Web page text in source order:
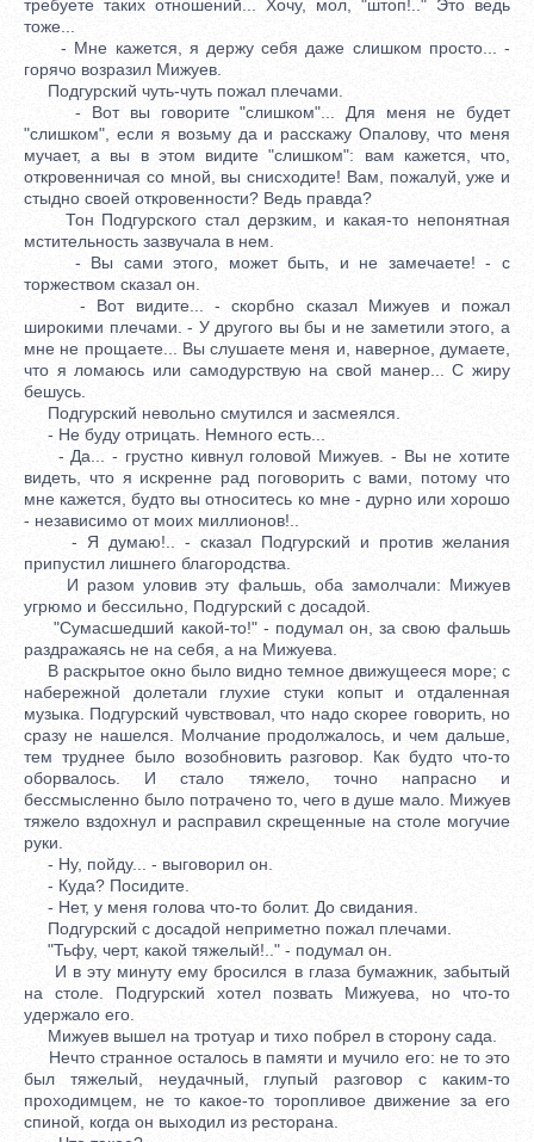
требуете таких отношений... Хочу, мол, "штоп!.." Это ведь
тоже...
- Мне кажется, я держу себя даже слишком просто... -
горячо возразил Мижуев.
Подгурский чуть-чуть пожал плечами.
- Вот вы говорите "слишком"... Для меня не будет
"слишком", если я возьму да и расскажу Опалову, что меня
мучает, а вы в этом видите "слишком": вам кажется, что,
откровенничая со мной, вы снисходите! Вам, пожалуй, уже и
стыдно своей откровенности? Ведь правда?
Тон Подгурского стал дерзким, и какая-то непонятная
мстительность зазвучала в нем.
- Вы сами этого, может быть, и не замечаете! - с
торжеством сказал он.
- Вот видите... - скорбно сказал Мижуев и пожал
широкими плечами. - У другого вы бы и не заметили этого, а
мне не прощаете... Вы слушаете меня и, наверное, думаете,
что я ломаюсь или самодурствую на свой манер... С жиру
бешусь.
Подгурский невольно смутился и засмеялся.
- Не буду отрицать. Немного есть...
- Да... - грустно кивнул головой Мижуев. - Вы не хотите
видеть, что я искренне рад поговорить с вами, потому что
мне кажется, будто вы относитесь ко мне - дурно или хорошо
- независимо от моих миллионов!..
- Я думаю!.. - сказал Подгурский и против желания
припустил лишнего благородства.
И разом уловив эту фальшь, оба замолчали: Мижуев
угрюмо и бессильно, Подгурский с досадой.
"Сумасшедший какой-то!" - подумал он, за свою фальшь
раздражаясь не на себя, а на Мижуева.
В раскрытое окно было видно темное движущееся море; с
набережной долетали глухие стуки копыт и отдаленная
музыка. Подгурский чувствовал, что надо скорее говорить, но
сразу не нашелся. Молчание продолжалось, и чем дальше,
тем труднее было возобновить разговор. Как будто что-то
оборвалось. И стало тяжело, точно напрасно и
бессмысленно было потрачено то, чего в душе мало. Мижуев
тяжело вздохнул и расправил скрещенные на столе могучие
руки.
- Ну, пойду... - выговорил он.
- Куда? Посидите.
- Нет, у меня голова что-то болит. До свидания.
Подгурский с досадой неприметно пожал плечами.
"Тьфу, черт, какой тяжелый!.." - подумал он.
И в эту минуту ему бросился в глаза бумажник, забытый
на столе. Подгурский хотел позвать Мижуева, но что-то
удержало его.
Мижуев вышел на тротуар и тихо побрел в сторону сада.
Нечто странное осталось в памяти и мучило его: не то это
был тяжелый, неудачный, глупый разговор с каким-то
проходимцем, не то какое-то торопливое движение за его
спиной, когда он выходил из ресторана.